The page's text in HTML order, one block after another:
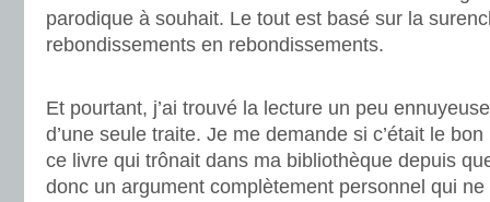
parodique à souhait. Le tout est basé sur la
rebondissements en rebondissements.
Et pourtant, j’ai trouvé la lecture un peu
d’une seule traite. Je me demande si c’était le
ce livre qui trônait dans ma bibliothèque depuis
donc un argument complètement personnel qui